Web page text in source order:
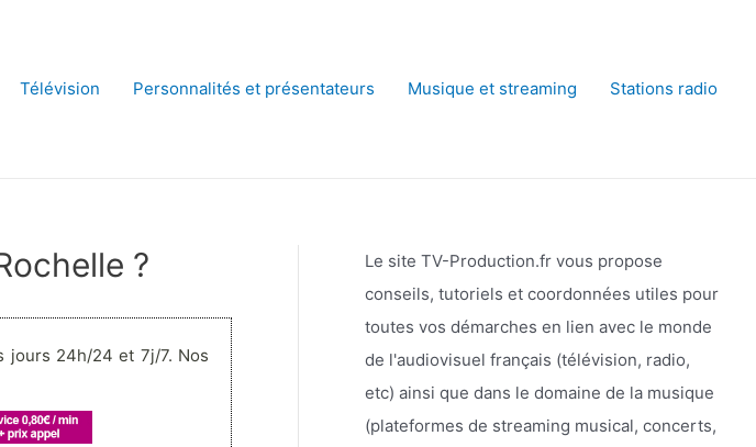
Télévision Personnalités et présentateurs Musique et streaming Stations radio
?
jours 24h/24 et 7j/7. Nos
Le site TV-Production.fr vous propose
conseils, tutoriels et coordonnées utiles pour
toutes vos démarches en lien avec le monde
de l'audiovisuel français (télévision, radio,
etc) ainsi que dans le domaine de la musique
(plateformes de streaming musical, concerts,